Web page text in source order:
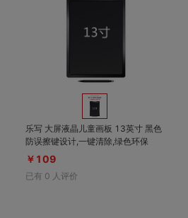
乐写 大屏液晶儿童画板 13英寸 黑色
防误擦键设计,一键清除,绿色环保
￥109
已有 0 人评价